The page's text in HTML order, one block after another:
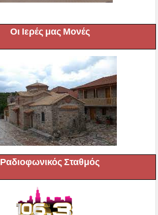
Οι Ιερές μας Μονές
Ραδιοφωνικός Σταθμός